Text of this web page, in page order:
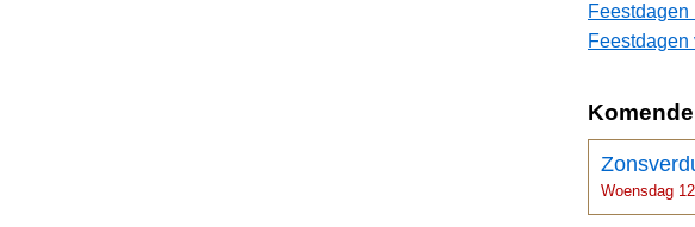
Feestdagen
Feestdagen
Woensdag